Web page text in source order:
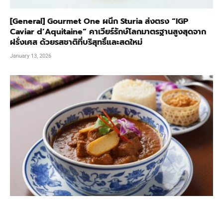
[General] Gourmet One ผนึก Sturia ส่งตรง “IGP
Caviar d’Aquitaine” คาเวียร์รักษ์โลกมาตรฐานสูงสุดจาก
ฝรั่งเศส ด้วยรสชาติที่บริสุทธิ์และสดใหม่
January 13, 2026